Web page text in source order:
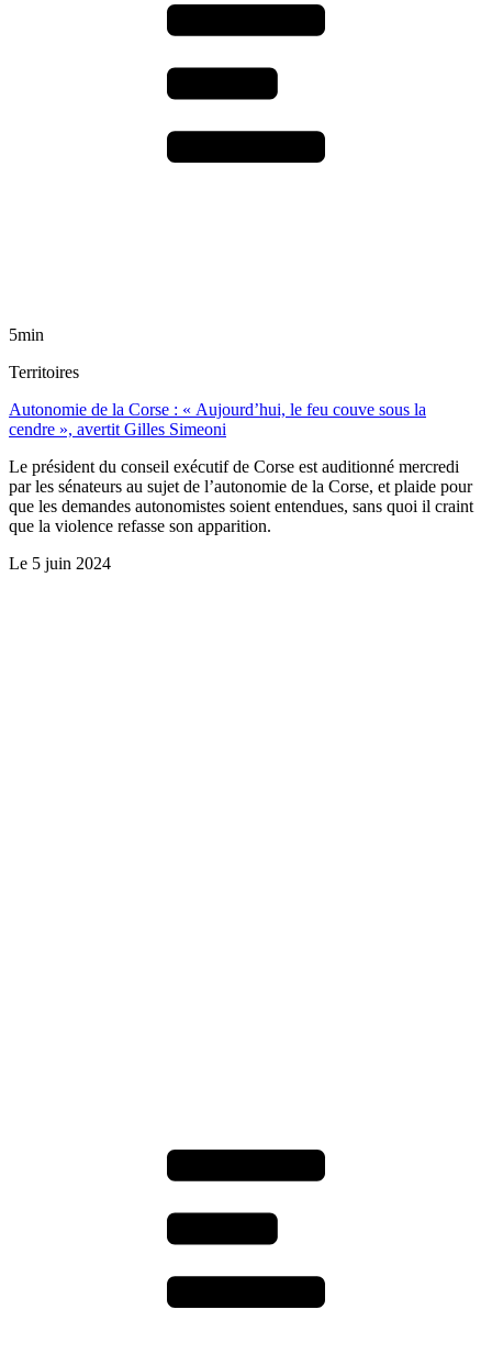
5min
Territoires
Autonomie de la Corse : « Aujourd’hui, le feu couve sous la
cendre », avertit Gilles Simeoni
Le président du conseil exécutif de Corse est auditionné mercredi
par les sénateurs au sujet de l’autonomie de la Corse, et plaide pour
que les demandes autonomistes soient entendues, sans quoi il craint
que la violence refasse son apparition.
Le 5 juin 2024